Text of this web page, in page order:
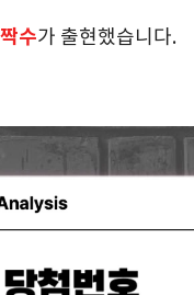
수가 출현했습니다.